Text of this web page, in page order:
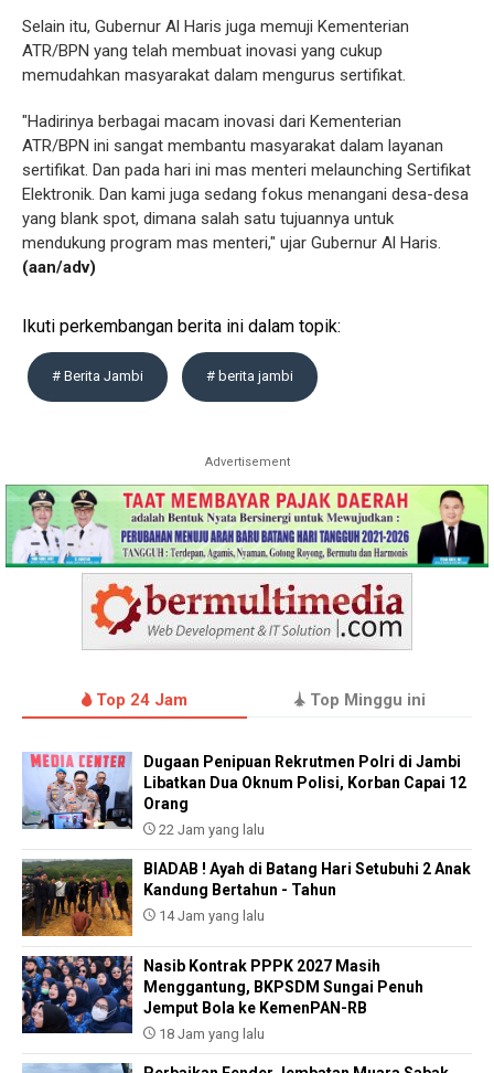
Selain itu, Gubernur Al Haris juga memuji Kementerian
ATR/BPN yang telah membuat inovasi yang cukup
memudahkan masyarakat dalam mengurus sertifikat.
"Hadirinya berbagai macam inovasi dari Kementerian
ATR/BPN ini sangat membantu masyarakat dalam layanan
sertifikat. Dan pada hari ini mas menteri melaunching Sertifikat
Elektronik. Dan kami juga sedang fokus menangani desa-desa
yang blank spot, dimana salah satu tujuannya untuk
mendukung program mas menteri," ujar Gubernur Al Haris.
(aan/adv)
Ikuti perkembangan berita ini dalam topik:
# Berita Jambi # berita jambi
Advertisement
Top 24 Jam Top Minggu ini
Dugaan Penipuan Rekrutmen Polri di Jambi
Libatkan Dua Oknum Polisi, Korban Capai 12
Orang
22 Jam yang lalu
BIADAB ! Ayah di Batang Hari Setubuhi 2 Anak
Kandung Bertahun - Tahun
14 Jam yang lalu
Nasib Kontrak PPPK 2027 Masih
Menggantung, BKPSDM Sungai Penuh
Jemput Bola ke KemenPAN-RB
18 Jam yang lalu